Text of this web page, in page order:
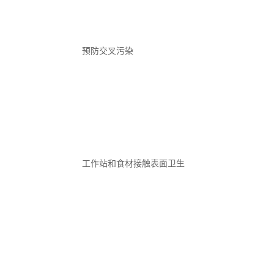
预防交叉污染
工作站和食材接触表面卫生